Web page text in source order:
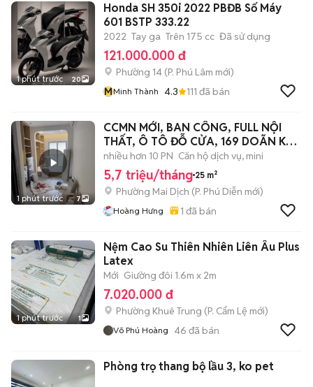
1 phút trước 20
Honda SH 350i 2022 PBĐB Số Máy
601 BSTP 333.22
2022 Tay ga Trên 175 cc Đã sử dụng
121.000.000 đ
Phường 14 (P. Phú Lâm mới)
MMinh Thành 4.3 111 đã bán
1 phút trước 7
CCMN MỚI, BAN CÔNG, FULL NỘI
THẤT, Ô TÔ ĐỖ CỬA, 169 DOÃN KẾ
THIỆN
nhiều hơn 10 PN Căn hộ dịch vụ, mini
5,7 triệu/tháng 25 m²
Phường Mai Dịch (P. Phú Diễn mới)
Hoàng Hưng 1 đã bán
1 phút trước 1
Nệm Cao Su Thiên Nhiên Liên Âu Plus
Latex
Mới Giường đôi 1.6m x 2m
7.020.000 đ
Phường Khuê Trung (P. Cẩm Lệ mới)
Võ Phú Hoàng 46 đã bán
Phòng trọ thang bộ lầu 3, ko pet